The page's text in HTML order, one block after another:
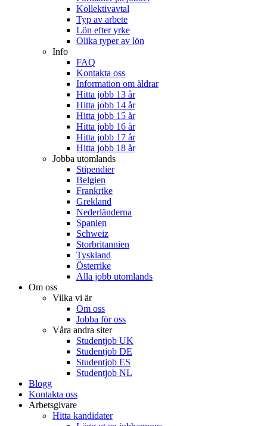
Kollektivavtal
Typ av arbete
Lön efter yrke
Olika typer av lön
Info
FAQ
Kontakta oss
Information om åldrar
Hitta jobb 13 år
Hitta jobb 14 år
Hitta jobb 15 år
Hitta jobb 16 år
Hitta jobb 17 år
Hitta jobb 18 år
Jobba utomlands
Stipendier
Belgien
Frankrike
Grekland
Nederländerna
Spanien
Schweiz
Storbritannien
Tyskland
Österrike
Alla jobb utomlands
Om oss
Vilka vi är
Om oss
Jobba för oss
Våra andra siter
Studentjob UK
Studentjob DE
Studentjob ES
Studentjob NL
Blogg
Kontakta oss
Arbetsgivare
Hitta kandidater